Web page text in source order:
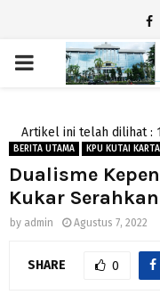
PRIMARY
Artikel ini telah dilihat :
BERITA UTAMA KPU KUTAI
Dualisme
Kukar Serahkan
by admin Agustus 7, 2022
SHARE 0